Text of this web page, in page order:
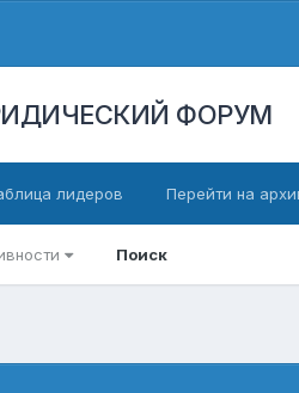
ФОРУМ
Поиск
лидеров Перейти на